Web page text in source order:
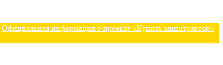
Официальная информация о проекте «Купить минитрактор»